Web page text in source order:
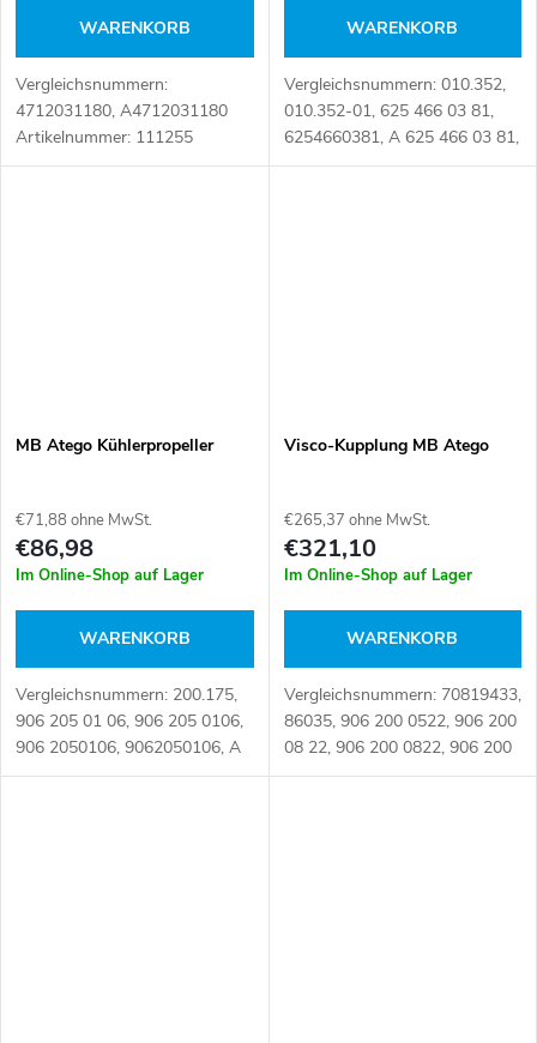
WARENKORB
Vergleichsnummern:
4712031180, A4712031180
Artikelnummer: 111255
WARENKORB
Vergleichsnummern: 010.352,
010.352-01, 625 466 03 81,
6254660381, A 625 466 03 81,
SI-ME33 Artikelnummer:
MB Atego Kühlerpropeller
€71,88 ohne MwSt.
€86,98
Im Online-Shop auf Lager
WARENKORB
Vergleichsnummern: 200.175,
906 205 01 06, 906 205 0106,
906 2050106, 9062050106, A
906 205 01 06, A906 205
Visco-Kupplung MB Atego
€265,37 ohne MwSt.
€321,10
Im Online-Shop auf Lager
WARENKORB
Vergleichsnummern: 70819433,
86035, 906 200 0522, 906 200
08 22, 906 200 0822, 906 200
1023, 906 200 18 22, 906 200